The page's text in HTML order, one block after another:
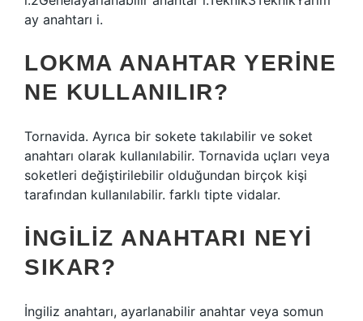
ay anahtarı i.
LOKMA ANAHTAR YERINE
NE KULLANILIR?
Tornavida. Ayrıca bir sokete takılabilir ve soket
anahtarı olarak kullanılabilir. Tornavida uçları veya
soketleri değiştirilebilir olduğundan birçok kişi
tarafından kullanılabilir. farklı tipte vidalar.
İNGILIZ ANAHTARI NEYI
SIKAR?
İngiliz anahtarı, ayarlanabilir anahtar veya somun